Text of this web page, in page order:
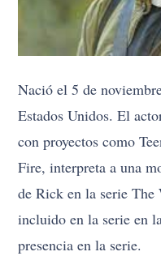
Nació el 5 de
Estados Unidos. El
con proyectos como
Fire, interpreta a una
de Rick en la serie
incluido en la serie en
presencia en la serie.